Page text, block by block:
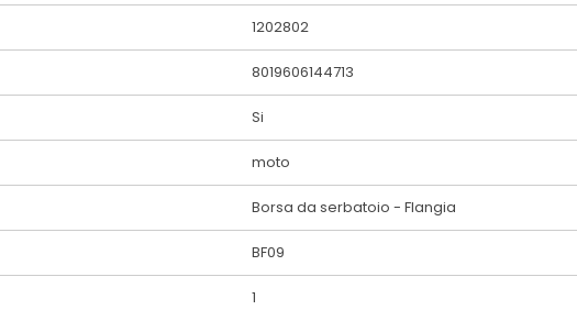
1202802
8019606144713
Si
moto
Borsa da serbatoio - Flangia
BF09
1